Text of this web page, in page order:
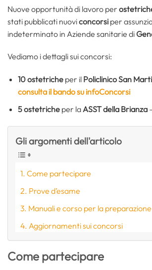
Nuove opportunità di lavoro per
stati pubblicati nuoviconcorsi per
indeterminato in Aziende sanitarie di
Vediamo i dettagli sui concorsi:
10 ostetricheper ilPoliclinico San
consulta il bando su infoConcorsi
5 ostetricheper la ASST della Brianza
Gli argomenti dell'articolo
Come partecipare
Prove d’esame
Manuali e corso per la preparazione
Aggiornamenti sui concorsi
Come partecipare